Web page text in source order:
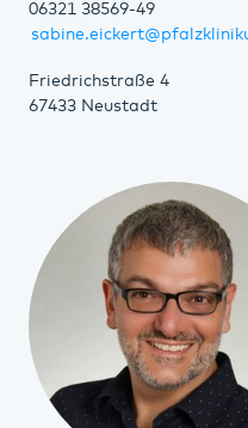
06321 38569-49
Friedrichstraße 4
67433 Neustadt